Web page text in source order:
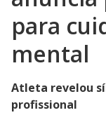
para
mental
Atleta revelou
profissional